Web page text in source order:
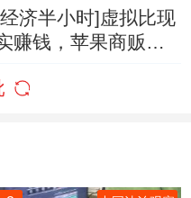
济半小时]虚拟比现
赚钱，苹果商贩发